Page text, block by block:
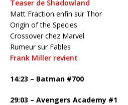
Teaser de Shadowland
Matt Fraction enfin sur Thor
Origin of the Species
Crossover chez Marvel
Rumeur sur Fables
Frank Miller revient
14:23 – Batman #700
29:03 – Avengers Academy #1